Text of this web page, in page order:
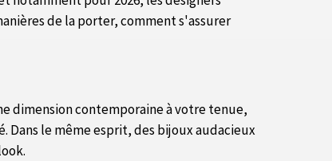
de la porter, comment s'assurer
dimension contemporaine à votre tenue,
Dans le même esprit, des bijoux audacieux